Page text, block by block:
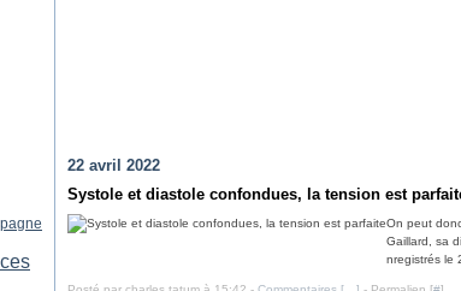
22 avril 2022
Systole et diastole confondues, la tension est
On peut
Gaillard, sa
nregistrés le